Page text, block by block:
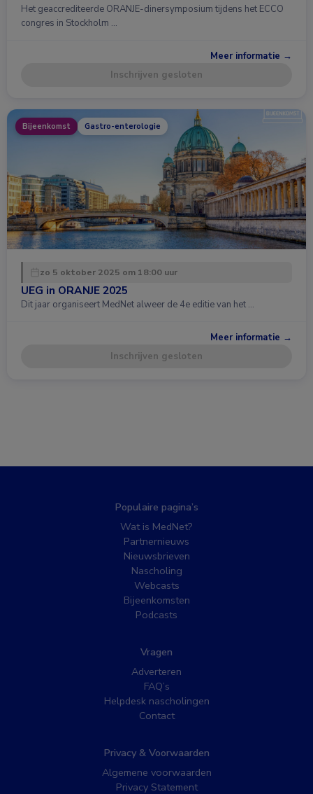
Het geaccrediteerde ORANJE-dinersymposium tijdens het ECCO
congres in Stockholm …
Meer informatie →
Inschrijven gesloten
Bijeenkomst Gastro-enterologie
zo 5 oktober 2025 om 18:00 uur
UEG in ORANJE 2025
Dit jaar organiseert MedNet alweer de 4e editie van het …
Meer informatie →
Inschrijven gesloten
Populaire pagina’s
Wat is MedNet?
Partnernieuws
Nieuwsbrieven
Nascholing
Webcasts
Bijeenkomsten
Podcasts
Vragen
Adverteren
FAQ’s
Helpdesk nascholingen
Contact
Privacy & Voorwaarden
Algemene voorwaarden
Privacy Statement